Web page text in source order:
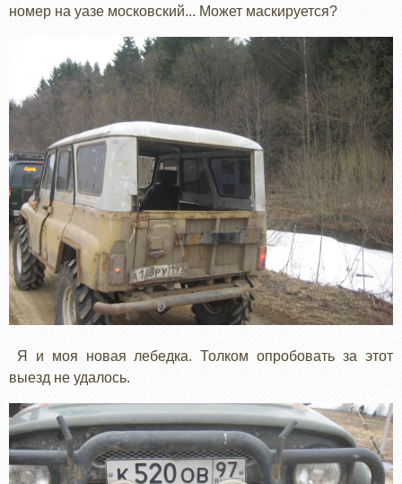
номер на уазе московский... Может маскируется?
Я и моя новая лебедка. Толком опробовать за этот
выезд не удалось.